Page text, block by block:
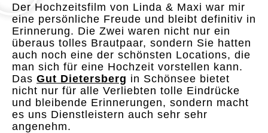
Der Hochzeitsfilm von Linda & Maxi war mir
eine persönliche Freude und bleibt definitiv in
Erinnerung. Die Zwei waren nicht nur ein
überaus tolles Brautpaar, sondern Sie hatten
auch noch eine der schönsten Locations, die
man sich für eine Hochzeit vorstellen kann.
Das Gut Dietersberg in Schönsee bietet
nicht nur für alle Verliebten tolle Eindrücke
und bleibende Erinnerungen, sondern macht
es uns Dienstleistern auch sehr sehr
angenehm.